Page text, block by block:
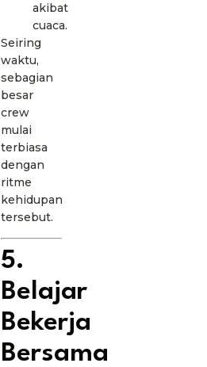
akibat
cuaca.
Seiring
waktu,
sebagian
besar
crew
mulai
terbiasa
dengan
ritme
kehidupan
tersebut.
5.
Belajar
Bekerja
Bersama